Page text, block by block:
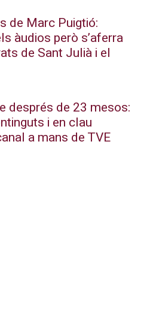
de Marc Puigtió:
àudios però s’aferra
de Sant Julià i el
després de 23 mesos:
i en clau
a mans de TVE